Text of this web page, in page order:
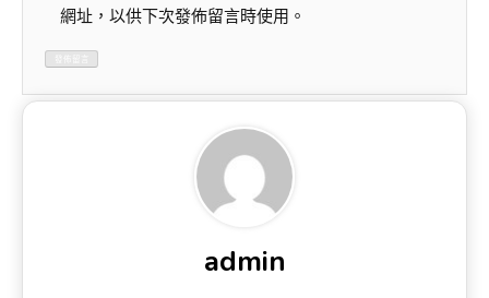
網址，以供下次發佈留言時使用。
admin